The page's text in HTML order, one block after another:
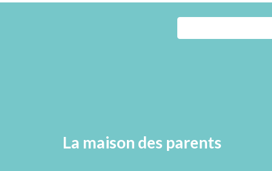
La maison des parents